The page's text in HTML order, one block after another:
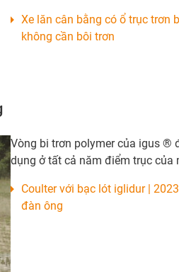
Xe lăn cân bằng có ổ trục trơn
không cần bôi trơn
Vòng bi trơn polymer của igus ®
dụng ở tất cả năm điểm trục của
Coulter với bạc lót iglidur |
đàn ông